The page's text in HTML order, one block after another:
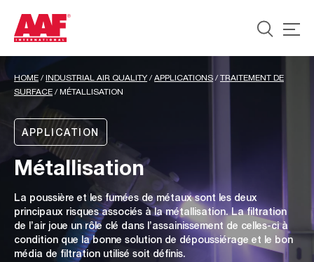
HOME / INDUSTRIAL AIR QUALITY / APPLICATIONS / TRAITEMENT DE
SURFACE / MÉTALLISATION
APPLICATION
Métallisation
La poussière et les fumées de métaux sont les deux
principaux risques associés à la métallisation. La filtration
de l’air joue un rôle clé dans l’assainissement de celles-ci à
condition que la bonne solution de dépoussiérage et le bon
média de filtration utilisé soit définis.